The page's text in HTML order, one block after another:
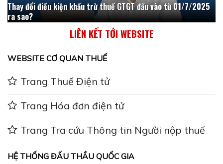
Thay đổi điều kiện khấu trừ thuế GTGT đầu vào từ 01/7/2025
ra sao?
LIÊN KẾT TỚI WEBSITE
WEBSITE CƠ QUAN THUẾ
Trang Thuế Điện tử
Trang Hóa đơn điện tử
Trang Tra cứu Thông tin Người nộp thuế
HỆ THỐNG ĐẤU THẦU QUỐC GIA